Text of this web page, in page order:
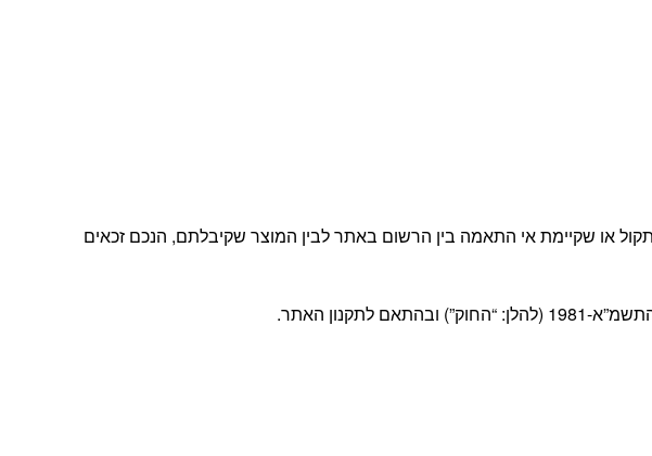
או שקיימת אי התאמה בין הרשום באתר לבין המוצר שקיבלתם, הנכם זכאים
האתר.